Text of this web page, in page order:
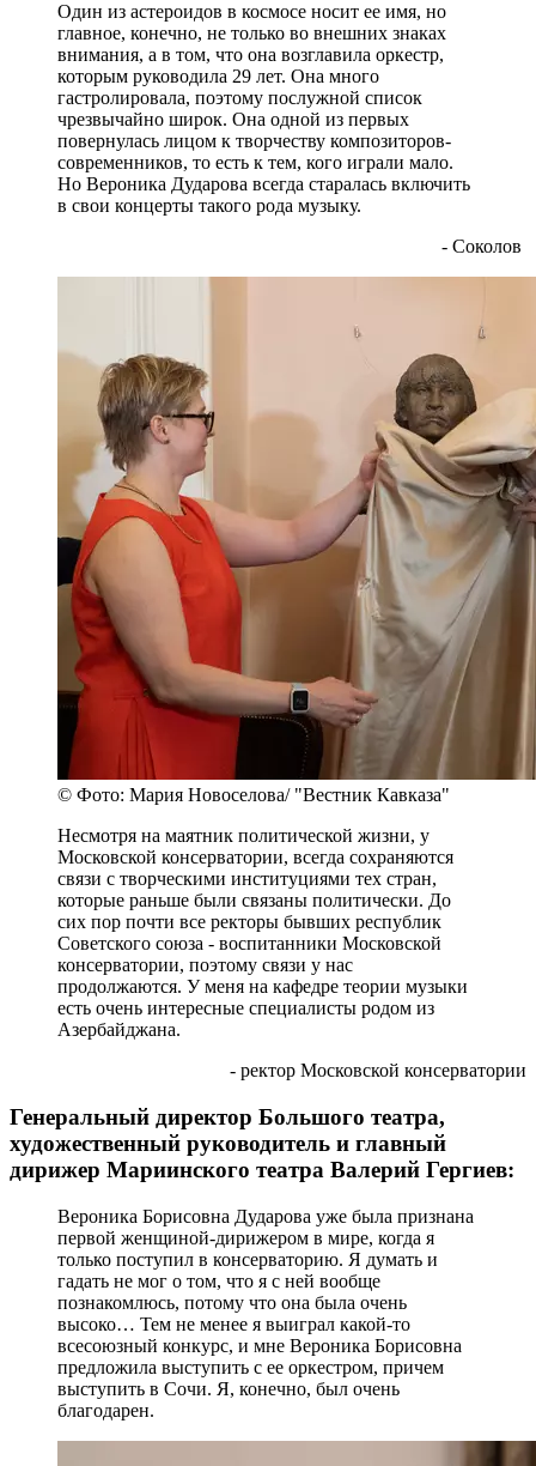
Один из астероидов в космосе носит ее имя, но
главное, конечно, не только во внешних знаках
внимания, а в том, что она возглавила оркестр,
которым руководила 29 лет. Она много
гастролировала, поэтому послужной список
чрезвычайно широк. Она одной из первых
повернулась лицом к творчеству композиторов-
современников, то есть к тем, кого играли мало.
Но Вероника Дударова всегда старалась включить
в свои концерты такого рода музыку.
- Соколов
© Фото: Мария Новоселова/ "Вестник Кавказа"
Несмотря на маятник политической жизни, у
Московской консерватории, всегда сохраняются
связи с творческими институциями тех стран,
которые раньше были связаны политически. До
сих пор почти все ректоры бывших республик
Советского союза - воспитанники Московской
консерватории, поэтому связи у нас
продолжаются. У меня на кафедре теории музыки
есть очень интересные специалисты родом из
Азербайджана.
- ректор Московской консерватории
Генеральный директор Большого театра,
художественный руководитель и главный
дирижер Мариинского театра Валерий Гергиев:
Вероника Борисовна Дударова уже была признана
первой женщиной-дирижером в мире, когда я
только поступил в консерваторию. Я думать и
гадать не мог о том, что я с ней вообще
познакомлюсь, потому что она была очень
высоко… Тем не менее я выиграл какой-то
всесоюзный конкурс, и мне Вероника Борисовна
предложила выступить с ее оркестром, причем
выступить в Сочи. Я, конечно, был очень
благодарен.